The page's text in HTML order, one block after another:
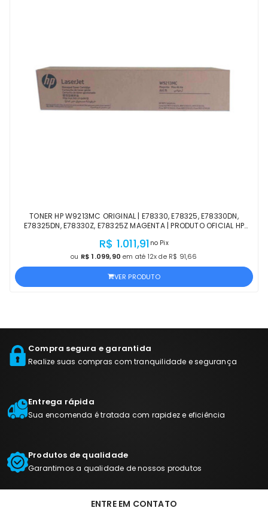
TONER HP W9213MC ORIGINAL | E78330, E78325, E78330DN,
E78325DN, E78330Z, E78325Z MAGENTA | PRODUTO OFICIAL HP
R$ 1.011,91 no Pix
ou R$ 1.099,90 em até 12x de R$ 91,66
VER PRODUTO
Compra segura e garantida
Realize suas compras com tranquilidade e segurança
Entrega rápida
Sua encomenda é tratada com rapidez e eficiência
Produtos de qualidade
Garantimos a qualidade de nossos produtos
ENTRE EM CONTATO